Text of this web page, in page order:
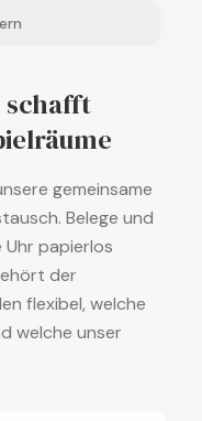
schafft
gemeinsame
Belege und
papierlos
der
flexibel, welche
welche unser